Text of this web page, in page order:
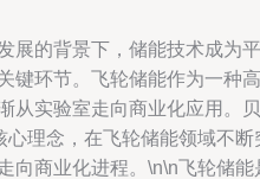
展的背景下，储能技术成为平
键环节。飞轮储能作为一种高
从实验室走向商业化应用。贝
心理念，在飞轮储能领域不断
向商业化进程。\n\n飞轮储能